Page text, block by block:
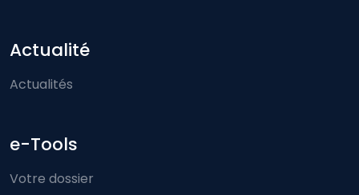
Actualité
Actualités
e-Tools
Votre dossier